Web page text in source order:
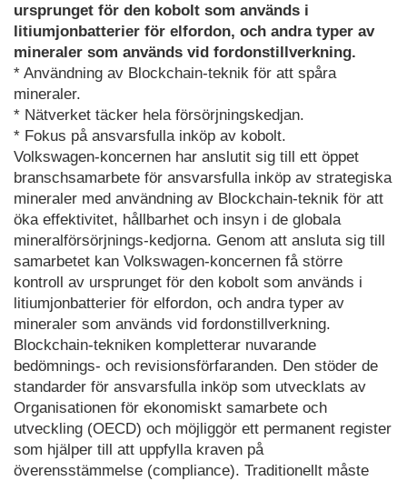
ursprunget för den kobolt som används i
litiumjonbatterier för elfordon, och andra typer av
mineraler som används vid fordonstillverkning.
* Användning av Blockchain-teknik för att spåra
mineraler.
* Nätverket täcker hela försörjningskedjan.
* Fokus på ansvarsfulla inköp av kobolt.
Volkswagen-koncernen har anslutit sig till ett öppet
branschsamarbete för ansvarsfulla inköp av strategiska
mineraler med användning av Blockchain-teknik för att
öka effektivitet, hållbarhet och insyn i de globala
mineralförsörjnings-kedjorna. Genom att ansluta sig till
samarbetet kan Volkswagen-koncernen få större
kontroll av ursprunget för den kobolt som används i
litiumjonbatterier för elfordon, och andra typer av
mineraler som används vid fordonstillverkning.
Blockchain-tekniken kompletterar nuvarande
bedömnings- och revisionsförfaranden. Den stöder de
standarder för ansvarsfulla inköp som utvecklats av
Organisationen för ekonomiskt samarbete och
utveckling (OECD) och möjliggör ett permanent register
som hjälper till att uppfylla kraven på
överensstämmelse (compliance). Traditionellt måste